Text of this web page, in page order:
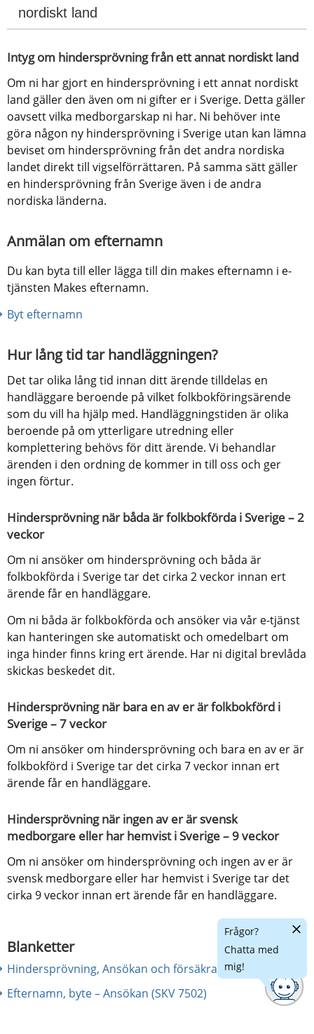
nordiskt land
Intyg om hindersprövning från ett annat nordiskt land
Om ni har gjort en hindersprövning i ett annat nordiskt
land gäller den även om ni gifter er i Sverige. Detta gäller
oavsett vilka medborgarskap ni har. Ni behöver inte
göra någon ny hindersprövning i Sverige utan kan lämna
beviset om hindersprövning från det andra nordiska
landet direkt till vigselförrättaren. På samma sätt gäller
en hindersprövning från Sverige även i de andra
nordiska länderna.
Anmälan om efternamn
Du kan byta till eller lägga till din makes efternamn i e-
tjänsten Makes efternamn.
Byt efternamn
Hur lång tid tar handläggningen?
Det tar olika lång tid innan ditt ärende tilldelas en
handläggare beroende på vilket folkbokföringsärende
som du vill ha hjälp med. Handläggningstiden är olika
beroende på om ytterligare utredning eller
komplettering behövs för ditt ärende. Vi behandlar
ärenden i den ordning de kommer in till oss och ger
ingen förtur.
Hindersprövning när båda är folkbokförda i Sverige – 2
veckor
Om ni ansöker om hindersprövning och båda är
folkbokförda i Sverige tar det cirka 2 veckor innan ert
ärende får en handläggare.
Om ni båda är folkbokförda och ansöker via vår e-tjänst
kan hanteringen ske automatiskt och omedelbart om
inga hinder finns kring ert ärende. Har ni digital brevlåda
skickas beskedet dit.
Hindersprövning när bara en av er är folkbokförd i
Sverige – 7 veckor
Om ni ansöker om hindersprövning och bara en av er är
folkbokförd i Sverige tar det cirka 7 veckor innan ert
ärende får en handläggare.
Hindersprövning när ingen av er är svensk
medborgare eller har hemvist i Sverige – 9 veckor
Om ni ansöker om hindersprövning och ingen av er är
svensk medborgare eller har hemvist i Sverige tar det
cirka 9 veckor innan ert ärende får en handläggare.
Blanketter
Hindersprövning, Ansökan och försäkran (SKV 7880)
Efternamn, byte – Ansökan (SKV 7502)
Frågor?
Chatta med
mig!
Dölj